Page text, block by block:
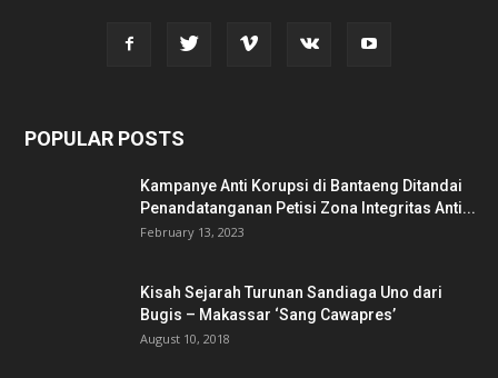
POPULAR POSTS
Kampanye Anti Korupsi di Bantaeng Ditandai
Penandatanganan Petisi Zona Integritas Anti...
February 13, 2023
Kisah Sejarah Turunan Sandiaga Uno dari
Bugis – Makassar ‘Sang Cawapres’
August 10, 2018